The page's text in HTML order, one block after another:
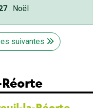
: Noël
suivantes